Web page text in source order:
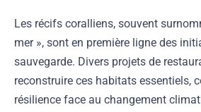
Les récifs coralliens, souvent
mer », sont en première ligne des
sauvegarde. Divers projets de
reconstruire ces habitats essentiels,
résilience face au changement